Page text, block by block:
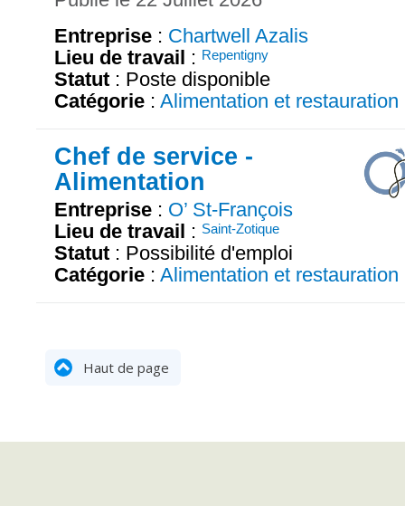
Entreprise : Chartwell Azalis
Lieu de travail : Repentigny
Statut : Poste disponible
Catégorie : Alimentation et restauration
Chef de service -
Alimentation
Entreprise : O’ St-François
Lieu de travail : Saint-Zotique
Statut : Possibilité d'emploi
Catégorie : Alimentation et restauration
Haut de page